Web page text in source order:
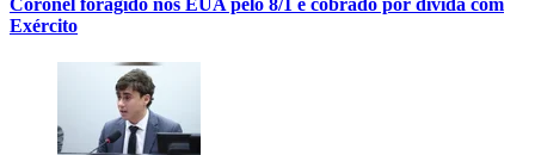
Exército